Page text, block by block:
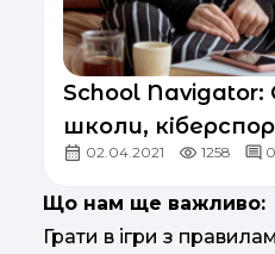
School
школи,
02.04.2021 1258 0
Що нам ще важливо:
Грати в ігри з